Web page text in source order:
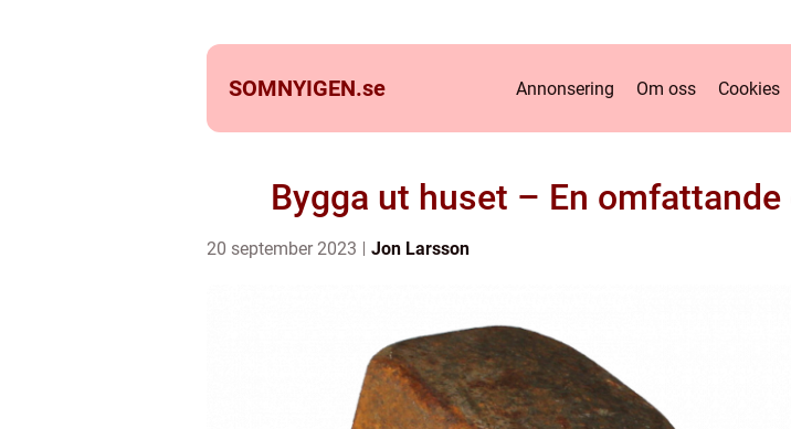
SOMNYIGEN.se Annonsering Om oss Cookies
Bygga ut huset – En
20 september 2023 Jon Larsson